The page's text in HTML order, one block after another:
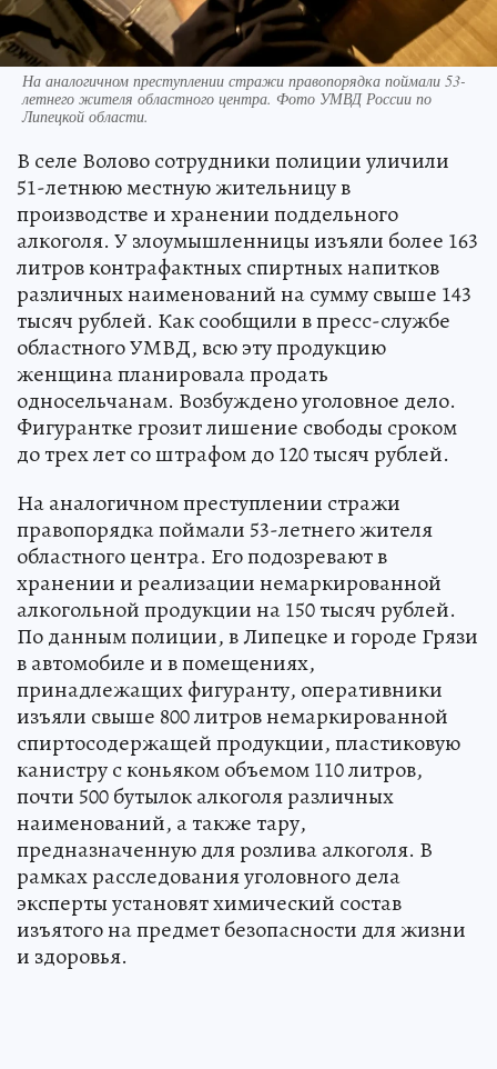
На аналогичном преступлении стражи правопорядка поймали 53-
летнего жителя областного центра. Фото УМВД России по
Липецкой области.
В селе Волово сотрудники полиции уличили
51-летнюю местную жительницу в
производстве и хранении поддельного
алкоголя. У злоумышленницы изъяли более 163
литров контрафактных спиртных напитков
различных наименований на сумму свыше 143
тысяч рублей. Как сообщили в пресс-службе
областного УМВД, всю эту продукцию
женщина планировала продать
односельчанам. Возбуждено уголовное дело.
Фигурантке грозит лишение свободы сроком
до трех лет со штрафом до 120 тысяч рублей.
На аналогичном преступлении стражи
правопорядка поймали 53-летнего жителя
областного центра. Его подозревают в
хранении и реализации немаркированной
алкогольной продукции на 150 тысяч рублей.
По данным полиции, в Липецке и городе Грязи
в автомобиле и в помещениях,
принадлежащих фигуранту, оперативники
изъяли свыше 800 литров немаркированной
спиртосодержащей продукции, пластиковую
канистру с коньяком объемом 110 литров,
почти 500 бутылок алкоголя различных
наименований, а также тару,
предназначенную для розлива алкоголя. В
рамках расследования уголовного дела
эксперты установят химический состав
изъятого на предмет безопасности для жизни
и здоровья.